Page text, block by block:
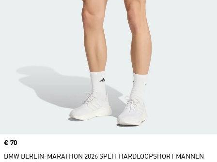
Price
€ 70
BMW BERLIN-MARATHON 2026 SPLIT HARDLOOPSHORT MANNEN